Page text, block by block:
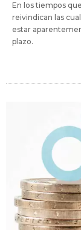
En los tiempos
reivindican las
estar
plazo.